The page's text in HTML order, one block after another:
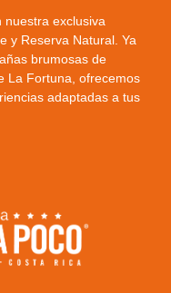
nuestra exclusiva
y Reserva Natural. Ya
brumosas de
La Fortuna, ofrecemos
adaptadas a tus